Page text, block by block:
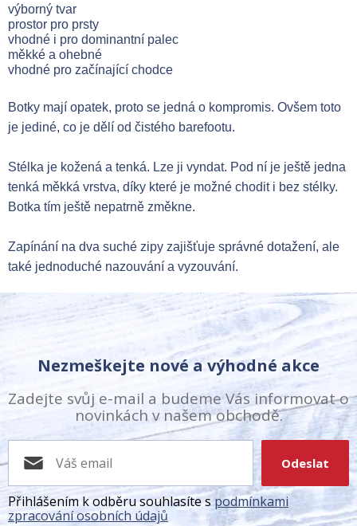
výborný tvar
prostor pro prsty
vhodné i pro dominantní palec
měkké a ohebné
vhodné pro začínající chodce
Botky mají opatek, proto se jedná o kompromis. Ovšem toto
je jediné, co je dělí od čistého barefootu.
Stélka je kožená a tenká. Lze ji vyndat. Pod ní je ještě jedna
tenká měkká vrstva, díky které je možné chodit i bez stélky.
Botka tím ještě nepatrně změkne.
Zapínání na dva suché zipy zajišťuje správné dotažení, ale
také jednoduché nazouvání a vyzouvání.
Nezmeškejte nové a výhodné akce
Zadejte svůj e-mail a budeme Vás informovat o
novinkách v našem obchodě.
Odeslat
Přihlášením k odběru souhlasíte spodmínkami
zpracování osobních údajů